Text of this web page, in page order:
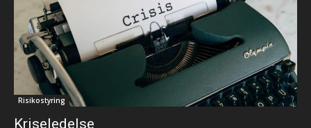
Risikostyring
Kriseledelse